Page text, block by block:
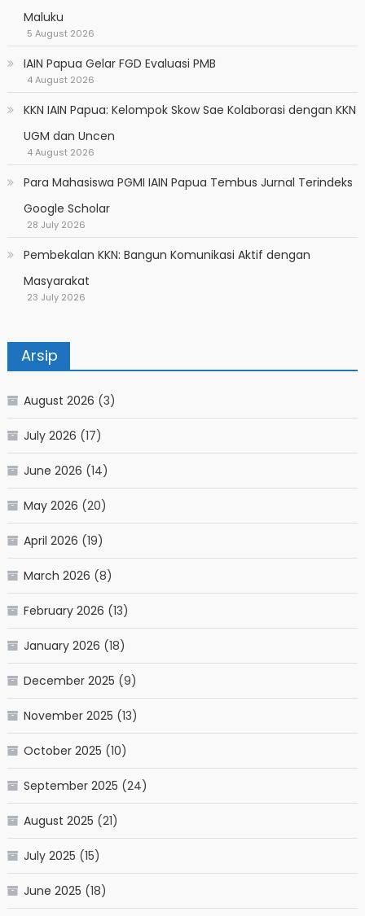
Maluku
5 August 2026
IAIN Papua Gelar FGD Evaluasi PMB
4 August 2026
KKN IAIN Papua: Kelompok Skow Sae Kolaborasi dengan KKN
UGM dan Uncen
4 August 2026
Para Mahasiswa PGMI IAIN Papua Tembus Jurnal Terindeks
Google Scholar
28 July 2026
Pembekalan KKN: Bangun Komunikasi Aktif dengan
Masyarakat
23 July 2026
Arsip
August 2026 (3)
July 2026 (17)
June 2026 (14)
May 2026 (20)
April 2026 (19)
March 2026 (8)
February 2026 (13)
January 2026 (18)
December 2025 (9)
November 2025 (13)
October 2025 (10)
September 2025 (24)
August 2025 (21)
July 2025 (15)
June 2025 (18)